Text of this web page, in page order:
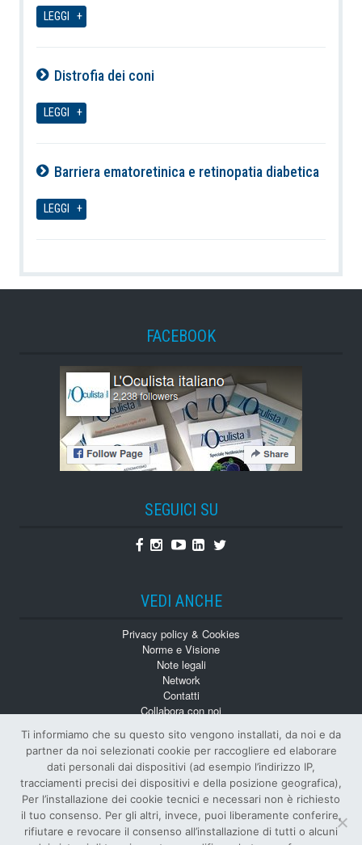
LEGGI
Distrofia dei coni
LEGGI
Barriera ematoretinica e retinopatia diabetica
LEGGI
FACEBOOK
SEGUICI SU
Facebook
Instagram
YoutubeLinkedin
Twitter
VEDI ANCHE
Privacy policy & Cookies
Norme e Visione
Note legali
Network
Contatti
Collabora con noi
Numeri Arretrati
Ti informiamo che su questo sito vengono installati, da noi e da
partner da noi selezionati cookie per raccogliere ed elaborare
dati personali dai dispositivi (ad esempio l’indirizzo IP,
tracciamenti precisi dei dispositivi e della posizione geografica),
Per l’installazione dei cookie tecnici e necessari non è richiesto
il tuo consenso. Per gli altri, invece, puoi liberamente conferire,
rifiutare e revocare il consenso all’installazione di tutti o alcuni